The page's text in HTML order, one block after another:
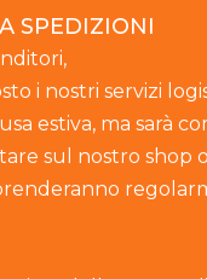
peril pane speciale
del Caseificio
esiste una
SPEDIZIONI
i nostri servizi
estiva, ma sarà
sul nostro shop